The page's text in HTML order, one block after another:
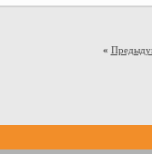
«